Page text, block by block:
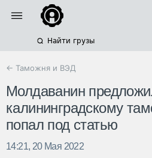
Найти грузы
← Таможня и ВЭД
Молдаванин
калининградскому
попал под статью
14:21, 20 Мая 2022